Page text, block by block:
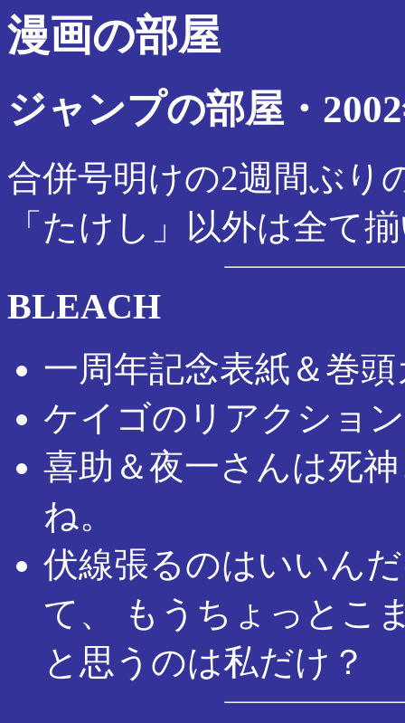
漫画の部屋
ジャンプの部屋・
合併号明けの2週間ぶり
「たけし」以外は全て
BLEACH
一周年記念表紙＆巻
ケイゴのリアクショ
喜助＆夜一さんは死
ね。
伏線張るのはいいん
て、 もうちょっとこ
と思うのは私だけ？